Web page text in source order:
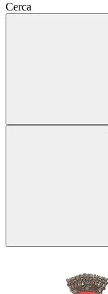
Cerca